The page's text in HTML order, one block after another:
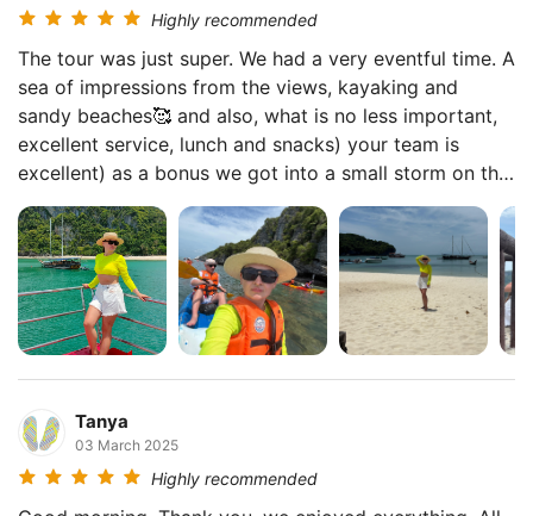
Highly recommended
The tour was just super. We had a very eventful time. A
sea of impressions from the views, kayaking and
sandy beaches🥰 and also, what is no less important,
excellent service, lunch and snacks) your team is
excellent) as a bonus we got into a small storm on the
way back) also a plus to the impressions😀
Tanya
03 March 2025
Highly recommended